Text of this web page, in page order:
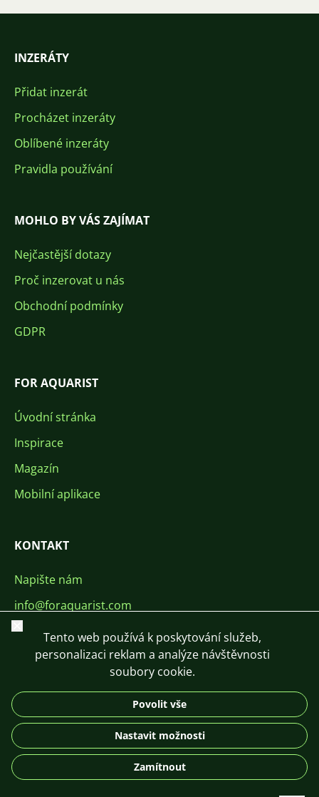
INZERÁTY
Přidat inzerát
Procházet inzeráty
Oblíbené inzeráty
Pravidla používání
MOHLO BY VÁS ZAJÍMAT
Nejčastější dotazy
Proč inzerovat u nás
Obchodní podmínky
GDPR
FOR AQUARIST
Úvodní stránka
Inspirace
Magazín
Mobilní aplikace
KONTAKT
Napište nám
info@foraquarist.com
+420 603 449 602
DE
© 2026 For Aquarist
Zavřít
Tento web používá k poskytování služeb,
personalizaci reklam a analýze návštěvnosti
soubory cookie.
Povolit vše
Nastavit možnosti
Zamítnout